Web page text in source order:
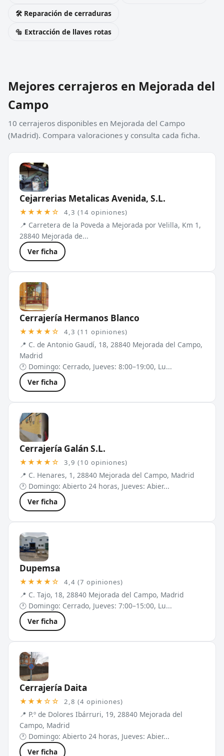
🛠️ Reparación de cerraduras
🔩 Extracción de llaves rotas
Mejores cerrajeros en Mejorada del
Campo
10 cerrajeros disponibles en Mejorada del Campo
(Madrid). Compara valoraciones y consulta cada ficha.
Cejarrerias Metalicas Avenida, S.L.
★★★★☆ 4,3 (14 opiniones)
📍 Carretera de la Poveda a Mejorada por Velilla, Km 1,
28840 Mejorada de...
Ver ficha
Cerrajería Hermanos Blanco
★★★★☆ 4,3 (11 opiniones)
📍 C. de Antonio Gaudí, 18, 28840 Mejorada del Campo,
Madrid
🕐 Domingo: Cerrado, Jueves: 8:00–19:00, Lu...
Ver ficha
Cerrajería Galán S.L.
★★★★☆ 3,9 (10 opiniones)
📍 C. Henares, 1, 28840 Mejorada del Campo, Madrid
🕐 Domingo: Abierto 24 horas, Jueves: Abier...
Ver ficha
Dupemsa
★★★★☆ 4,4 (7 opiniones)
📍 C. Tajo, 18, 28840 Mejorada del Campo, Madrid
🕐 Domingo: Cerrado, Jueves: 7:00–15:00, Lu...
Ver ficha
Cerrajería Daita
★★★☆☆ 2,8 (4 opiniones)
📍 P.º de Dolores Ibárruri, 19, 28840 Mejorada del
Campo, Madrid
🕐 Domingo: Abierto 24 horas, Jueves: Abier...
Ver ficha